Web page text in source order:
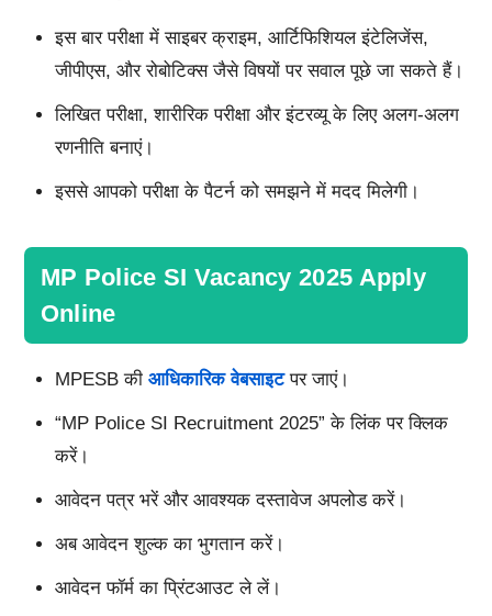
इस बार परीक्षा में साइबर क्राइम, आर्टिफिशियल इंटेलिजेंस,
जीपीएस, और रोबोटिक्स जैसे विषयों पर सवाल पूछे जा सकते हैं।
लिखित परीक्षा, शारीरिक परीक्षा और इंटरव्यू के लिए अलग-अलग
रणनीति बनाएं।
इससे आपको परीक्षा के पैटर्न को समझने में मदद मिलेगी।
MP Police SI Vacancy 2025 Apply
Online
MPESB की आधिकारिक वेबसाइटपर जाएं।
“MP Police SI Recruitment 2025” के लिंक पर क्लिक
करें।
आवेदन पत्र भरें और आवश्यक दस्तावेज अपलोड करें।
अब आवेदन शुल्क का भुगतान करें।
आवेदन फॉर्म का प्रिंटआउट ले लें।